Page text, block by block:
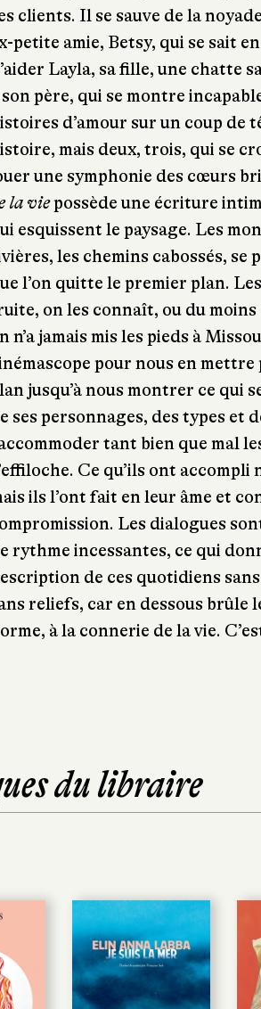
clients. Il se sauve de la
petite amie, Betsy, qui se sait
Layla, sa fille, une chatte
son père, qui se montre
d’amour sur un coup de
mais deux, trois, qui se
une symphonie des cœurs
la viepossède une écriture
esquissent le paysage. Les
les chemins cabossés, se
l’on quitte le premier plan.
on les connaît, ou du moins
n’a jamais mis les pieds à
pour nous en
jusqu’à nous montrer ce qui
ses personnages, des types et
tant bien que mal
Ce qu’ils ont accompli
ils l’ont fait en leur âme et
Les dialogues
rythme incessantes, ce qui
de ces quotidiens
reliefs, car en dessous brûle
à la connerie de la vie.
du libraire